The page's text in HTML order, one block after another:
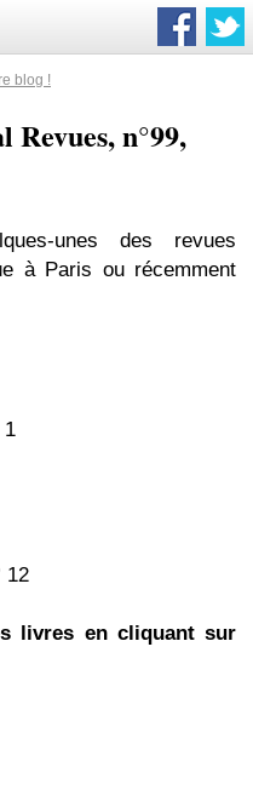
blog !
Revues, n°99,
unes des revues
à Paris ou récemment
1
12
livres en cliquant sur